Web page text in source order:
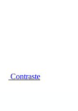
Contraste